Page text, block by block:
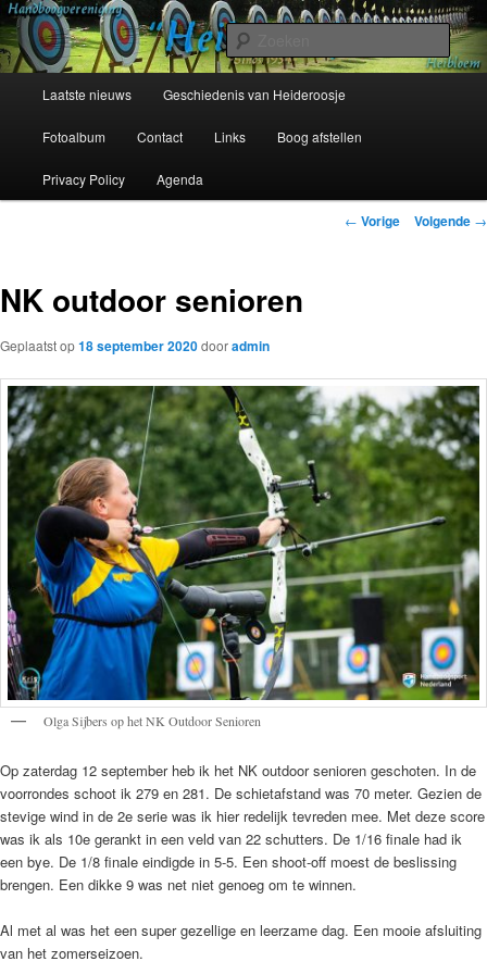
Spring
naar
de
primaireHandboogvereniging Heideroosje
Heibloem
Sinds 1954
Laatste nieuws Geschiedenis van Heideroosje
Fotoalbum Contact Links Boog afstellen
Privacy Policy Agenda
Bericht
← Vorige Volgende →
NK outdoor senioren
Geplaatst op18 september 2020dooradmin
Olga Sijbers op het NK Outdoor Senioren
Op zaterdag 12 september heb ik het NK outdoor senioren geschoten. In de
voorrondes schoot ik 279 en 281. De schietafstand was 70 meter. Gezien de
stevige wind in de 2e serie was ik hier redelijk tevreden mee. Met deze score
was ik als 10e gerankt in een veld van 22 schutters. De 1/16 finale had ik
een bye. De 1/8 finale eindigde in 5-5. Een shoot-off moest de beslissing
brengen. Een dikke 9 was net niet genoeg om te winnen.
Al met al was het een super gezellige en leerzame dag. Een mooie afsluiting
van het zomerseizoen.